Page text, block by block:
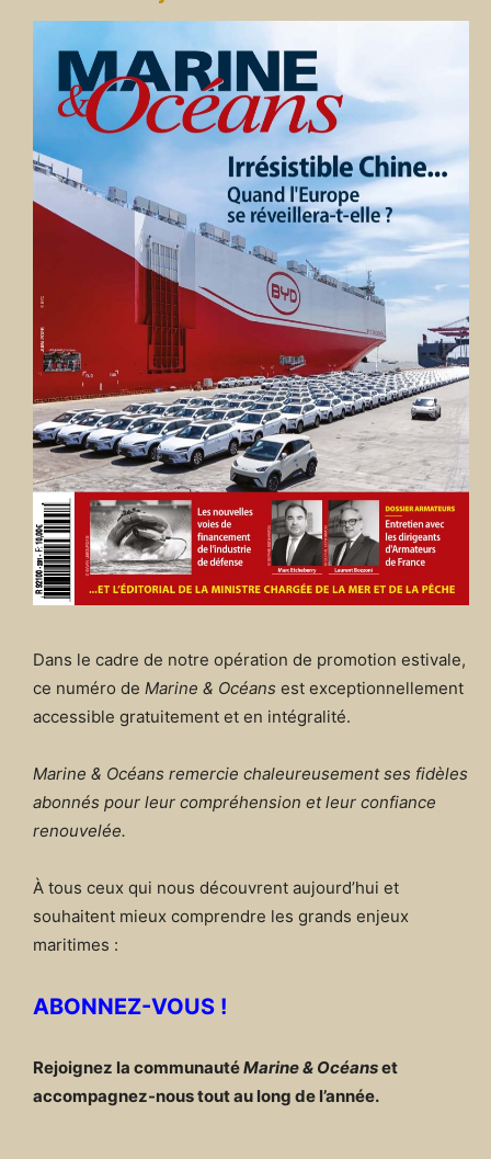
Dans le cadre de notre opération de promotion estivale,
ce numéro de Marine & Océans est exceptionnellement
accessible gratuitement et en intégralité.
Marine & Océans remercie chaleureusement ses fidèles
abonnés pour leur compréhension et leur confiance
renouvelée.
À tous ceux qui nous découvrent aujourd’hui et
souhaitent mieux comprendre les grands enjeux
maritimes :
ABONNEZ-VOUS !
Rejoignez la communautéMarine & Océanset
accompagnez-nous tout au long de l’année.